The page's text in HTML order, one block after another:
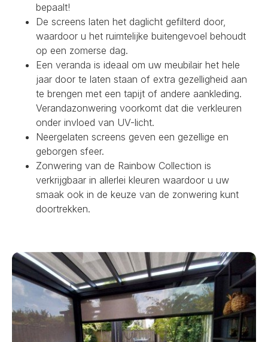
bepaalt!
De screens laten het daglicht gefilterd door,
waardoor u het ruimtelijke buitengevoel behoudt
op een zomerse dag.
Een veranda is ideaal om uw meubilair het hele
jaar door te laten staan of extra gezelligheid aan
te brengen met een tapijt of andere aankleding.
Verandazonwering voorkomt dat die verkleuren
onder invloed van UV-licht.
Neergelaten screens geven een gezellige en
geborgen sfeer.
Zonwering van de Rainbow Collection is
verkrijgbaar in allerlei kleuren waardoor u uw
smaak ook in de keuze van de zonwering kunt
doortrekken.